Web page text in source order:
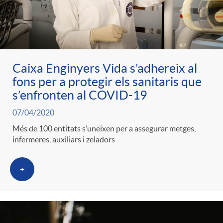
r
a
S
a
l
a
ó
p
e
r
c
a
t
t
e
n
i
d
o
A
l
i
c
a
d
o
Caixa Enginyers Vida s’adhereix al
fons per a protegir els sanitaris que
s’enfronten al COVID-19
07/04/2020
Més de 100 entitats s’uneixen per a assegurar metges,
infermeres, auxiliars i zeladors
+